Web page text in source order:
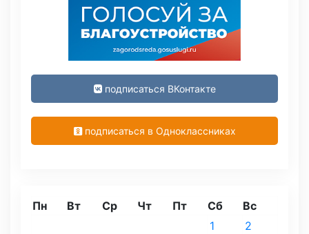
подписаться ВКонтакте
подписаться в Одноклассниках
Пн Вт Ср Чт Пт Сб Вс
1
2